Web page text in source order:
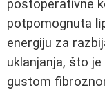
postoperativne
potpomognuta
energiju za
uklanjanja, što
gustom